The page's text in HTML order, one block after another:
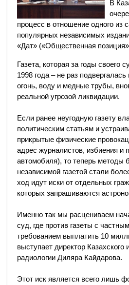
В
процесс в отношение одного из
популярных независимых
«Дат» («Общественная
Газета, которая за годы своего
1998 года – не раз
огонь, воду и медные трубы,
реальной угрозой ликвидации.
Если ранее неугодную газету
политическим статьям и
прикрытые физические
адрес журналистов, избиения и
автомобиля), то теперь методы
независимой газетой стали
ход идут иски от отдельных
которых запрашиваются
Именно так мы расцениваем
суд, где против газеты с
требованием выплатить 10
выступает директор Казахского
радиологии Диляра Кайдарова.
Этот иск является всего лишь